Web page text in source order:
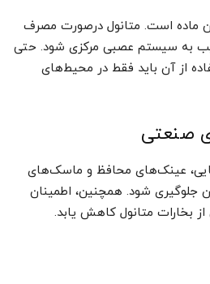
ماده است. متانول درصورت مصرف
به سیستم عصبی مرکزی شود. حتی
از آن باید فقط در محیط‌های
عینک‌های محافظ و ماسک‌های
جلوگیری شود. همچنین، اطمینان
بخارات متانول کاهش یابد.